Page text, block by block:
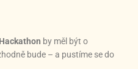
Hackathon by měl být o
bude – a pustíme se do